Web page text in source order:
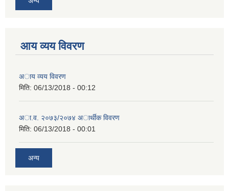
आय व्यय विवरण
अाय व्यय विवरण
मिति: 06/13/2018 - 00:12
अा.व. २०७३/२०७४ अार्थीक विवरण
मिति: 06/13/2018 - 00:01
अन्य